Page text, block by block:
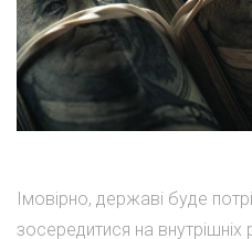
Імовірно, державі буде
зосередитися на